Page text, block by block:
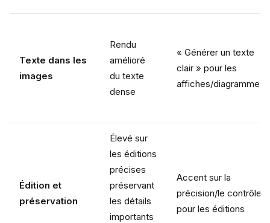
Texte dans les
images
Rendu
amélioré
du texte
dense
« Générer un texte
clair » pour les
affiches/diagrammes
Édition et
préservation
Élevé sur
les éditions
précises
préservant
les détails
importants
Accent sur la
précision/le contrôle
pour les éditions